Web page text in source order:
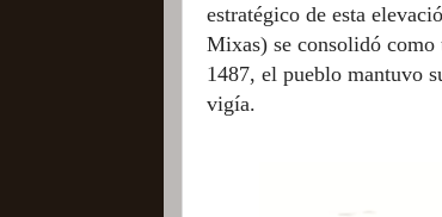
estratégico de esta
Mixas) se consolidó como
1487, el pueblo mantuvo
vigía.